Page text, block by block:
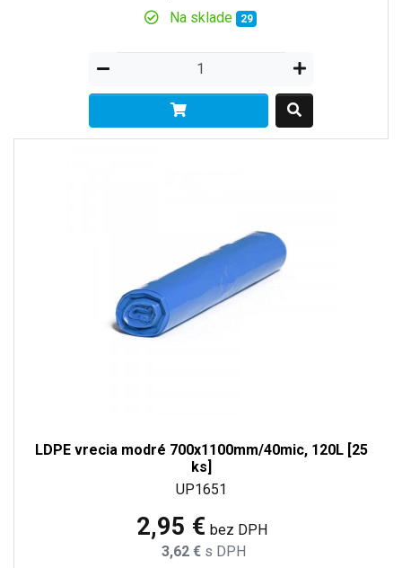
Na sklade
29
LDPE vrecia modré 700x1100mm/40mic, 120L [25
ks]
UP1651
2,95 € bez DPH
3,62 € s DPH